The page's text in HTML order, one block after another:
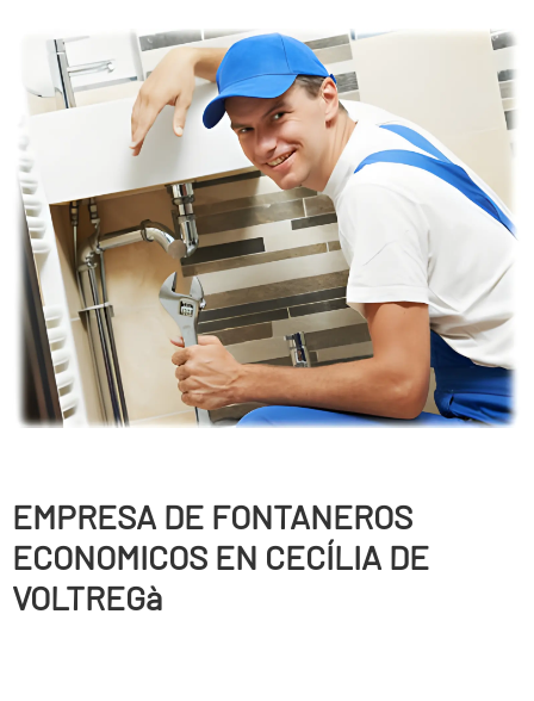
EMPRESA DE FONTANEROS
ECONOMICOS EN CECÍLIA DE
VOLTREGà